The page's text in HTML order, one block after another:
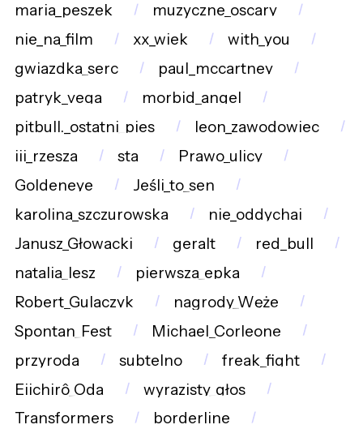
maria_peszek
muzyczne_oscary
nie_na_film
xx_wiek
with_you
gwiazdka_serc
paul_mccartney
patryk_vega
morbid_angel
pitbull._ostatni_pies
leon_zawodowiec
iii_rzesza
sta
Prawo_ulicy
Goldeneye
Jeśli_to_sen
karolina_szczurowska
nie_oddychaj
Janusz_Głowacki
geralt
red_bull
natalia_lesz
pierwsza_epka
Robert_Gulaczyk
nagrody_Węże
Spontan_Fest
Michael_Corleone
przyroda
subtelno
freak_fight
Eiichirô_Oda
wyrazisty_głos
Transformers
borderline